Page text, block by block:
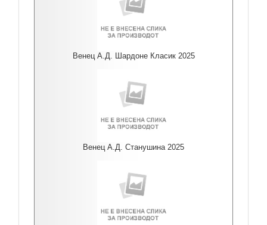
Венец А.Д. Шардоне Класик 2025
Венец А.Д. Станушина 2025